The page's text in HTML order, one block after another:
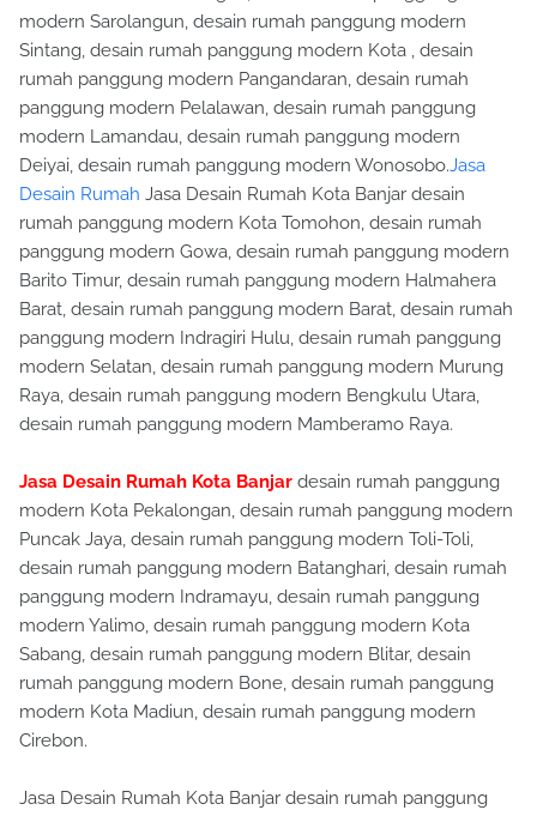
modern Sarolangun, desain rumah panggung modern
Sintang, desain rumah panggung modern Kota , desain
rumah panggung modern Pangandaran, desain rumah
panggung modern Pelalawan, desain rumah panggung
modern Lamandau, desain rumah panggung modern
Deiyai, desain rumah panggung modern Wonosobo.Jasa
Desain Rumah Jasa Desain Rumah Kota Banjar desain
rumah panggung modern Kota Tomohon, desain rumah
panggung modern Gowa, desain rumah panggung modern
Barito Timur, desain rumah panggung modern Halmahera
Barat, desain rumah panggung modern Barat, desain rumah
panggung modern Indragiri Hulu, desain rumah panggung
modern Selatan, desain rumah panggung modern Murung
Raya, desain rumah panggung modern Bengkulu Utara,
desain rumah panggung modern Mamberamo Raya.
Jasa Desain Rumah Kota Banjar desain rumah panggung
modern Kota Pekalongan, desain rumah panggung modern
Puncak Jaya, desain rumah panggung modern Toli-Toli,
desain rumah panggung modern Batanghari, desain rumah
panggung modern Indramayu, desain rumah panggung
modern Yalimo, desain rumah panggung modern Kota
Sabang, desain rumah panggung modern Blitar, desain
rumah panggung modern Bone, desain rumah panggung
modern Kota Madiun, desain rumah panggung modern
Cirebon.
Jasa Desain Rumah Kota Banjar desain rumah panggung